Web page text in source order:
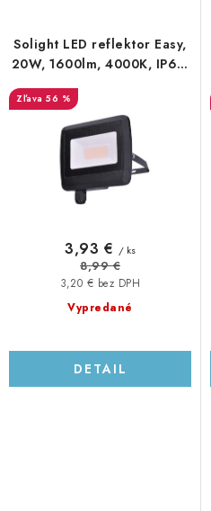
r
o
d
u
e
p
r
o
Solight LED reflektor Easy,
20W, 1600lm, 4000K, IP65,
56 %
Vypredané
3,20 € bez DPH
3,93 € / ks
8,99 €
DETAIL